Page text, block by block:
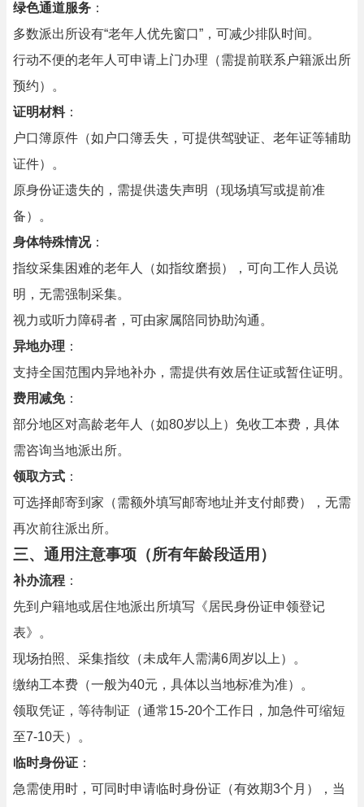
绿色通道服务 ：
多数派出所设有“老年人优先窗口”，可减少排队时间。
行动不便的老年人可申请上门办理（需提前联系户籍派出所
预约）。
证明材料：
户口簿原件（如户口簿丢失，可提供驾驶证、老年证等辅助
证件）。
原身份证遗失的，需提供遗失声明（现场填写或提前准
备）。
身体特殊情况：
指纹采集困难的老年人（如指纹磨损），可向工作人员说
明，无需强制采集。
视力或听力障碍者，可由家属陪同协助沟通。
异地办理 ：
支持全国范围内异地补办，需提供有效居住证或暂住证明。
费用减免：
部分地区对高龄老年人（如80岁以上）免收工本费，具体
需咨询当地派出所。
领取方式 ：
可选择邮寄到家（需额外填写邮寄地址并支付邮费），无需
再次前往派出所。
三、通用注意事项（所有年龄段适用）
补办流程 ：
先到户籍地或居住地派出所填写《居民身份证申领登记
表》。
现场拍照、采集指纹（未成年人需满6周岁以上）。
缴纳工本费（一般为40元，具体以当地标准为准）。
领取凭证，等待制证（通常15-20个工作日，加急件可缩短
至7-10天）。
临时身份证 ：
急需使用时，可同时申请临时身份证（有效期3个月），当